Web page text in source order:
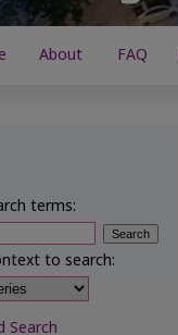
About FAQ
terms:
to search:
Search